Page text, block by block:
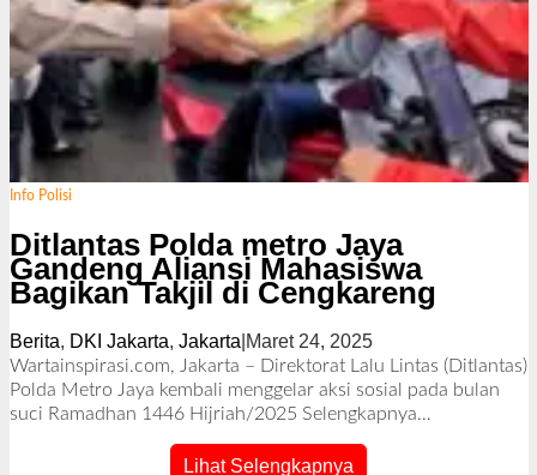
Info Polisi
Ditlantas Polda metro Jaya
Gandeng Aliansi Mahasiswa
Bagikan Takjil di Cengkareng
Berita, DKI Jakarta, Jakarta Maret 24, 2025o
l
e
h
Wartainspirasi.com, Jakarta – Direktorat Lalu Lintas (Ditlantas)
Polda Metro Jaya kembali menggelar aksi sosial pada bulan
suci Ramadhan 1446 Hijriah/2025 Selengkapnya…
Lihat Selengkapnya